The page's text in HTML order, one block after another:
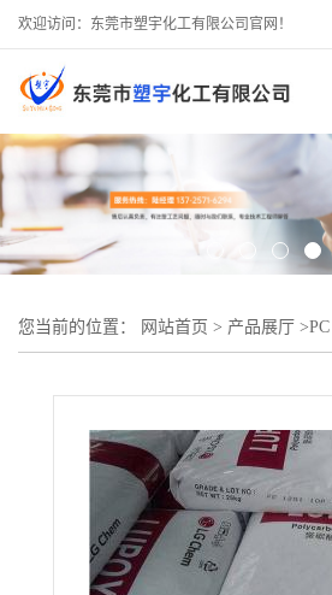
欢迎访问：东莞市塑宇化工有限公司官网！
您当前的位置： 网站首页 > 产品展厅 >PC